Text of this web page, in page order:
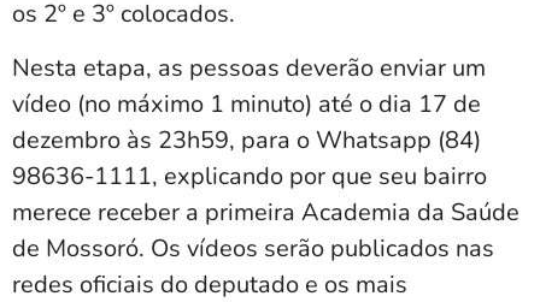
os 2º e 3º colocados.
Nesta etapa, as pessoas deverão enviar um
vídeo (no máximo 1 minuto) até o dia 17 de
dezembro às 23h59, para o Whatsapp (84)
98636-1111, explicando por que seu bairro
merece receber a primeira Academia da Saúde
de Mossoró. Os vídeos serão publicados nas
redes oficiais do deputado e os mais